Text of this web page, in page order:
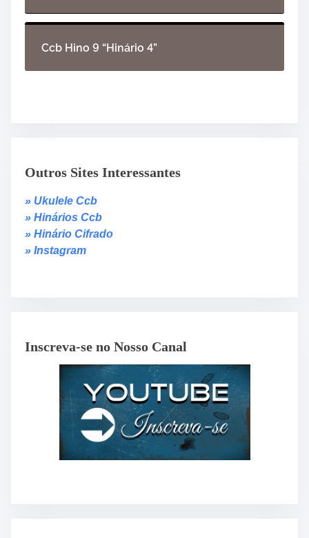
Ccb Hino 9 “Hinário 4”
Outros Sites Interessantes
» Ukulele Ccb
» Hinários Ccb
» Hinário Cifrado
» Instagram
Inscreva-se no Nosso Canal